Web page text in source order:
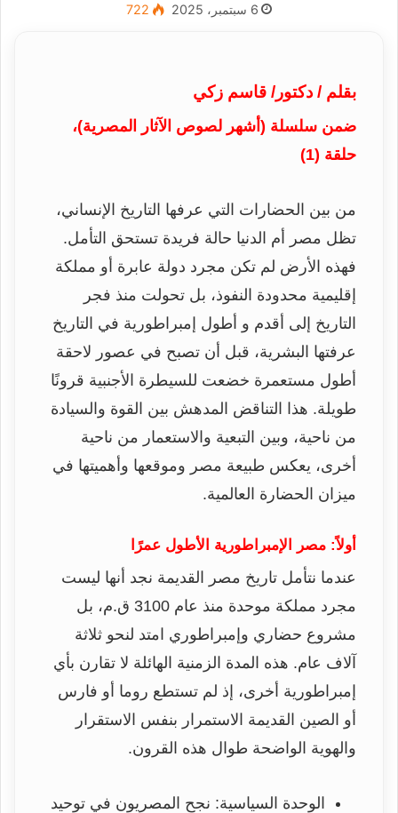
6 سبتمبر، 2025 722
بقلم / دكتور/ قاسم زكي
ضمن سلسلة (أشهر لصوص الآثار المصرية)،
حلقة (1)
من بين الحضارات التي عرفها التاريخ الإنساني،
تظل مصر أم الدنيا حالة فريدة تستحق التأمل.
فهذه الأرض لم تكن مجرد دولة عابرة أو مملكة
إقليمية محدودة النفوذ، بل تحولت منذ فجر
التاريخ إلى أقدم و أطول إمبراطورية في التاريخ
عرفتها البشرية، قبل أن تصبح في عصور لاحقة
أطول مستعمرة خضعت للسيطرة الأجنبية قرونًا
طويلة. هذا التناقض المدهش بين القوة والسيادة
من ناحية، وبين التبعية والاستعمار من ناحية
أخرى، يعكس طبيعة مصر وموقعها وأهميتها في
ميزان الحضارة العالمية.
أولاً: مصر الإمبراطورية الأطول عمرًا
عندما نتأمل تاريخ مصر القديمة نجد أنها ليست
مجرد مملكة موحدة منذ عام 3100 ق.م، بل
مشروع حضاري وإمبراطوري امتد لنحو ثلاثة
آلاف عام. هذه المدة الزمنية الهائلة لا تقارن بأي
إمبراطورية أخرى، إذ لم تستطع روما أو فارس
أو الصين القديمة الاستمرار بنفس الاستقرار
والهوية الواضحة طوال هذه القرون.
الوحدة السياسية: نجح المصريون في توحيد